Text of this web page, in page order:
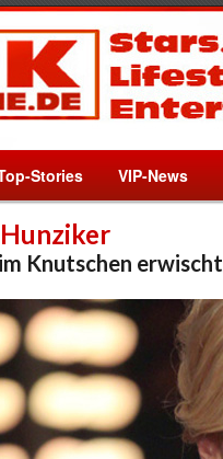
Stories VIP-News
Knutschen erwischt